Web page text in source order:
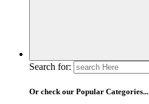
Search for:
Or check our Popular Categories...